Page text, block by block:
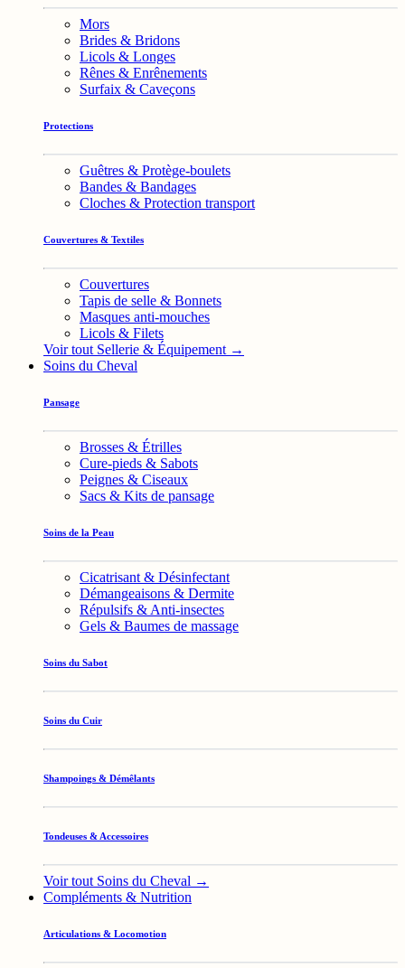
Mors
Brides & Bridons
Licols & Longes
Rênes & Enrênements
Surfaix & Caveçons
Protections
Guêtres & Protège-boulets
Bandes & Bandages
Cloches & Protection transport
Couvertures & Textiles
Couvertures
Tapis de selle & Bonnets
Masques anti-mouches
Licols & Filets
Voir tout Sellerie & Équipement →
Soins du Cheval
Pansage
Brosses & Étrilles
Cure-pieds & Sabots
Peignes & Ciseaux
Sacs & Kits de pansage
Soins de la Peau
Cicatrisant & Désinfectant
Démangeaisons & Dermite
Répulsifs & Anti-insectes
Gels & Baumes de massage
Soins du Sabot
Soins du Cuir
Shampoings & Démêlants
Tondeuses & Accessoires
Voir tout Soins du Cheval →
Compléments & Nutrition
Articulations & Locomotion